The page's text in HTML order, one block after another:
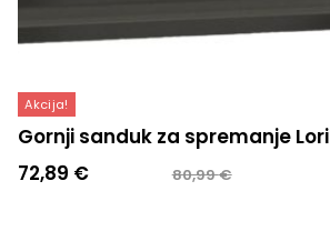
Akcija!
Gornji sanduk za spremanje Lori
80,99€
Izvorna
72,89 €
Trenutna